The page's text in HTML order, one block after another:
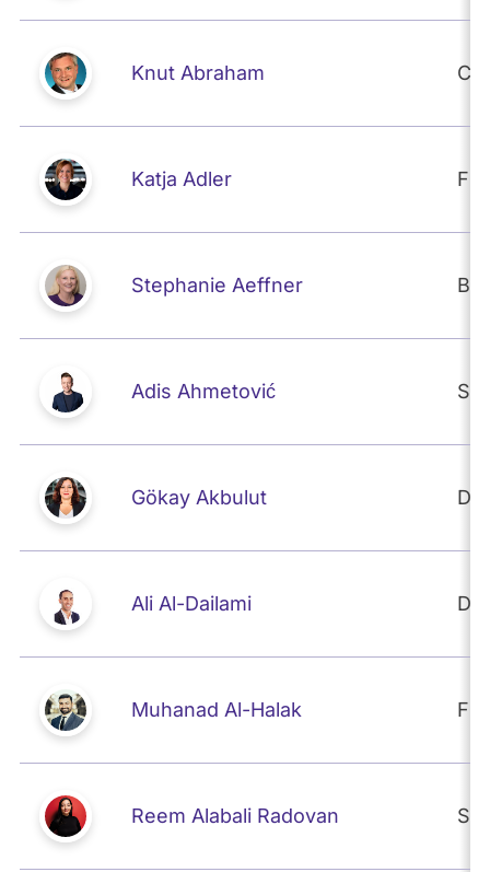
Knut Abraham
Katja Adler
Stephanie Aeffner
Adis Ahmetović
Gökay Akbulut
Ali Al-Dailami
Muhanad Al-Halak
Reem Alabali Radovan